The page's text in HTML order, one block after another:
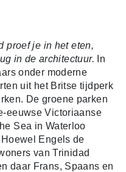
proef je in het eten,
in de architectuur. In
onder moderne
uit het Britse tijdperk
De groene parken
eeuwse Victoriaanse
Sea in Waterloo
Engels de
van Trinidad
daar Frans, Spaans en